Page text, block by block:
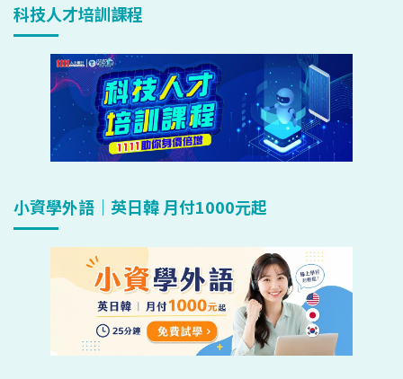
科技人才培訓課程
小資學外語｜英日韓 月付1000元起